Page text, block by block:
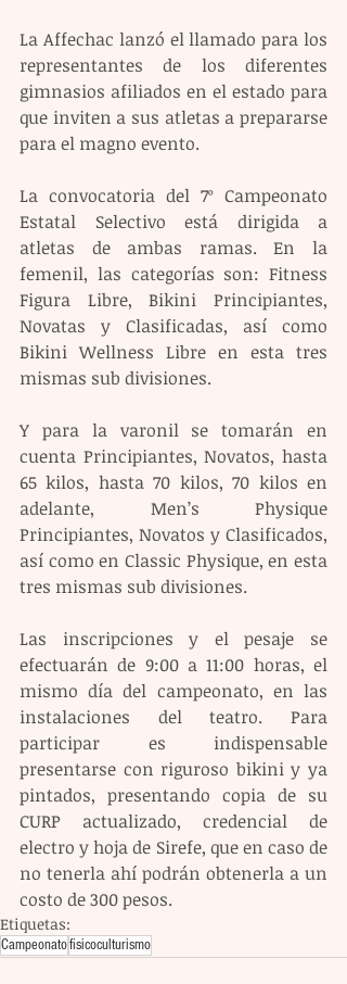
La Affechac lanzó el llamado para los
representantes de los diferentes
gimnasios afiliados en el estado para
que inviten a sus atletas a prepararse
para el magno evento.
La convocatoria del 7º Campeonato
Estatal Selectivo está dirigida a
atletas de ambas ramas. En la
femenil, las categorías son: Fitness
Figura Libre, Bikini Principiantes,
Novatas y Clasificadas, así como
Bikini Wellness Libre en esta tres
mismas sub divisiones.
Y para la varonil se tomarán en
cuenta Principiantes, Novatos, hasta
65 kilos, hasta 70 kilos, 70 kilos en
adelante, Men’s Physique
Principiantes, Novatos y Clasificados,
así como en Classic Physique, en esta
tres mismas sub divisiones.
Las inscripciones y el pesaje se
efectuarán de 9:00 a 11:00 horas, el
mismo día del campeonato, en las
instalaciones del teatro. Para
participar es indispensable
presentarse con riguroso bikini y ya
pintados, presentando copia de su
CURP actualizado, credencial de
electro y hoja de Sirefe, que en caso de
no tenerla ahí podrán obtenerla a un
costo de 300 pesos.
Etiquetas:
Campeonatofisicoculturismo